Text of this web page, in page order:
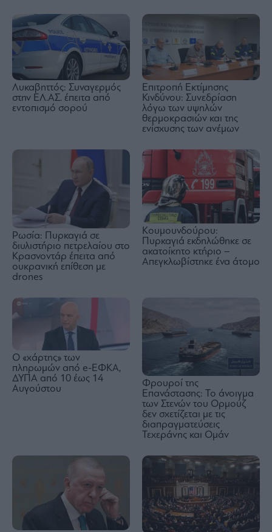
Λυκαβηττός: Συναγερμός
στην ΕΛ.ΑΣ. έπειτα από
εντοπισμό σορού
Επιτροπή Εκτίμησης
Κινδύνου: Συνεδρίαση
λόγω των υψηλών
θερμοκρασιών και της
ενίσχυσης των ανέμων
Ρωσία: Πυρκαγιά σε
διυλιστήριο πετρελαίου στο
Κρασνοντάρ έπειτα από
ουκρανική επίθεση με
drones
Κουμουνδούρου:
Πυρκαγιά εκδηλώθηκε σε
ακατοίκητο κτήριο –
Απεγκλωβίστηκε ένα άτομο
Ο «χάρτης» των
πληρωμών από e-ΕΦΚΑ,
ΔΥΠΑ από 10 έως 14
Αυγούστου
Φρουροί της
Επανάστασης: Το άνοιγμα
των Στενών του Ορμούζ
δεν σχετίζεται με τις
διαπραγματεύσεις
Τεχεράνης και Ομάν